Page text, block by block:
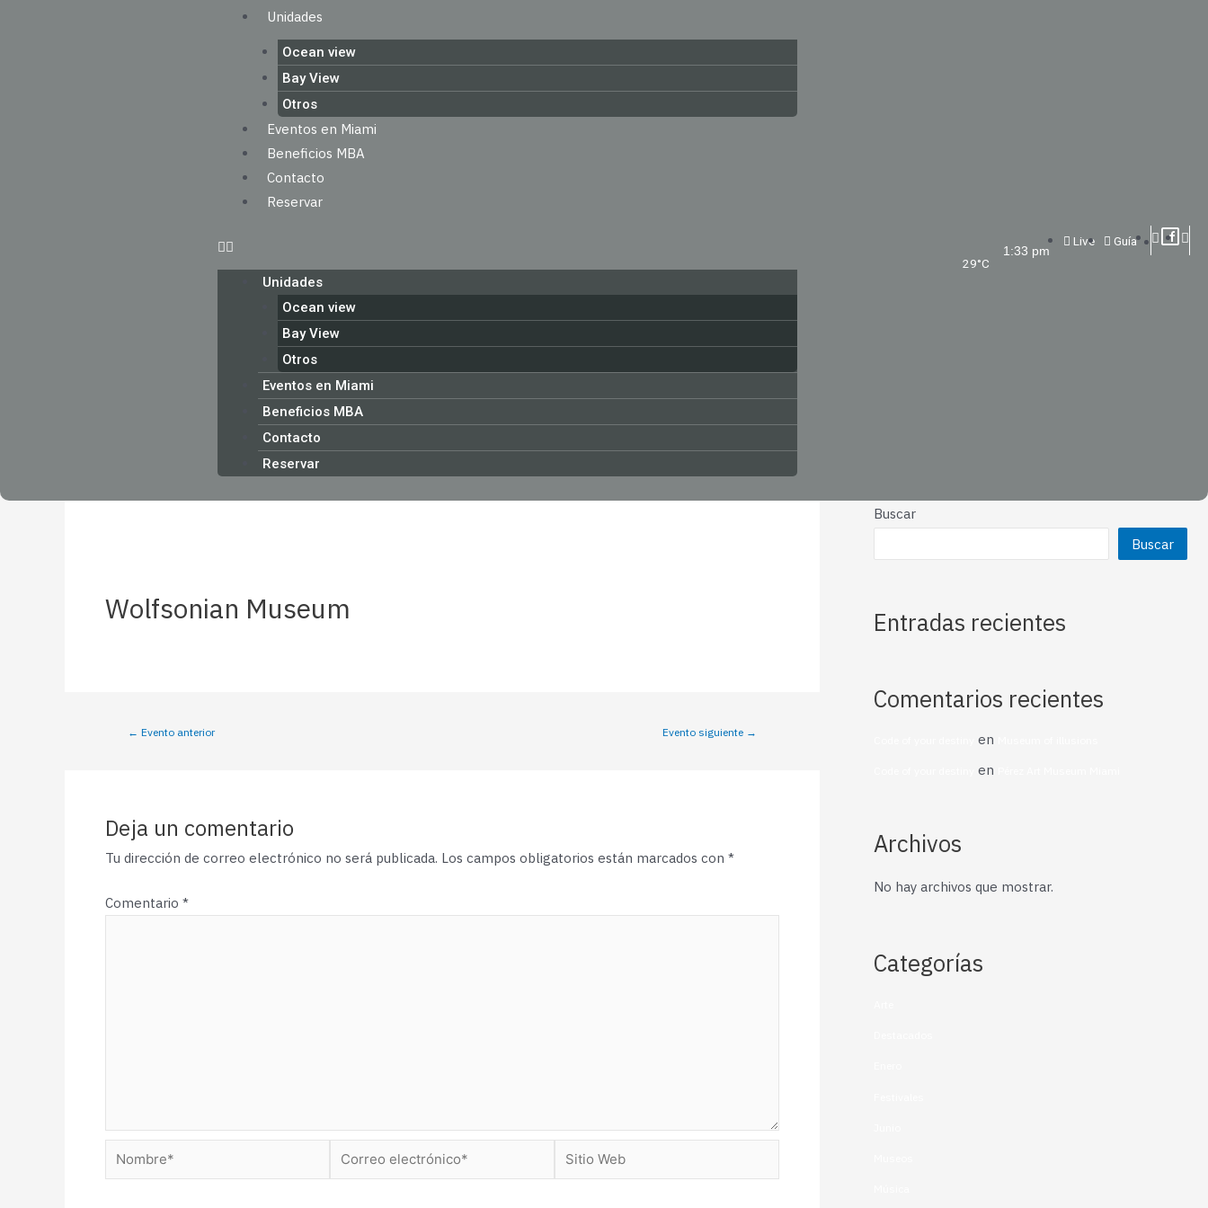
Unidades
Ocean view
Bay View
Otros
Eventos en Miami
Beneficios MBA
Contacto
Reservar
Unidades
Ocean view
Bay View
Otros
Eventos en Miami
Beneficios MBA
Contacto
Reservar
29°C
1:33 pm
Live Guía
Wolfsonian Museum
← Evento anterior Evento siguiente →
Deja un comentario
Tu dirección de correo electrónico no será publicada. Los campos obligatorios están marcados con *
Comentario *
Buscar
Buscar
Entradas recientes
Comentarios recientes
en
en
Archivos
No hay archivos que mostrar.
Categorías